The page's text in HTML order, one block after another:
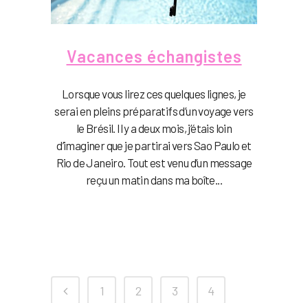
Vacances échangistes
Lorsque vous lirez ces quelques lignes, je
serai en pleins préparatifs d’un voyage vers
le Brésil. Il y a deux mois, j’étais loin
d’imaginer que je partirai vers Sao Paulo et
Rio de Janeiro. Tout est venu d’un message
reçu un matin dans ma boîte...
1 2 3
4